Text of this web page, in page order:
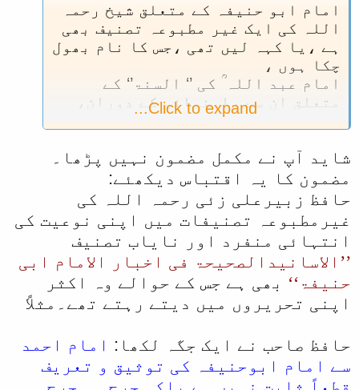
امام ابو حنیفہ کے متعلق شیخ رحمہ
اللہ کی ایک غیر مطبوعہ تصنیف بھی
ہے ،یا کہہ لیں تھی ،جس کا نام بھول
چکا ہوں ،
امام عبد اللہ ؒ کی ’‘ السنۃ’‘ کے
متعلق ان سے راہنمائی کے دوران،
اپنی اس غیر مطبوعہ تالیف کا انہوں
شاید ’‘ الاسانید الصحیحہ ۔۔۔۔فی
ابی حنیفہ ’‘ اگر میں غلطی پر نہیں ۔
Click to expand...
شاید آپ نے مکمل مضمون نہیں پڑھا۔
مضمون کا یہ اقتباس دیکھئے:
حافظ زبیرعلی زئی رحمہ اللہ کی
غیرمطبوعہ تصنیفات میں اپنی نوعیت کی
انتہائی منفرد اور نایاب تصنیف
’’الاسانیدالصحیحۃ فی اخبار الامام ابی
حنیفۃ‘‘ بھی ہے جس کے حوالے وہ اکثر
اپنی تحریروں میں دیتے رہتے تھے۔مثلاً
حافظ صاحب نے ایک جگہ لکھا: امام احمد
سے امام ابوحنیفہ کی توثیق و تعریف